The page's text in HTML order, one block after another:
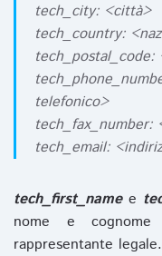
tech_city: <città>
tech_country:
tech_postal_code:
telefonico>
tech_fax_number:
tech_email:
tech_first_namee
nome e
rappresentante